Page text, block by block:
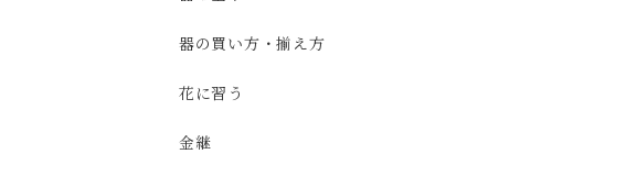
器の買い方・揃え方
花に習う
金継